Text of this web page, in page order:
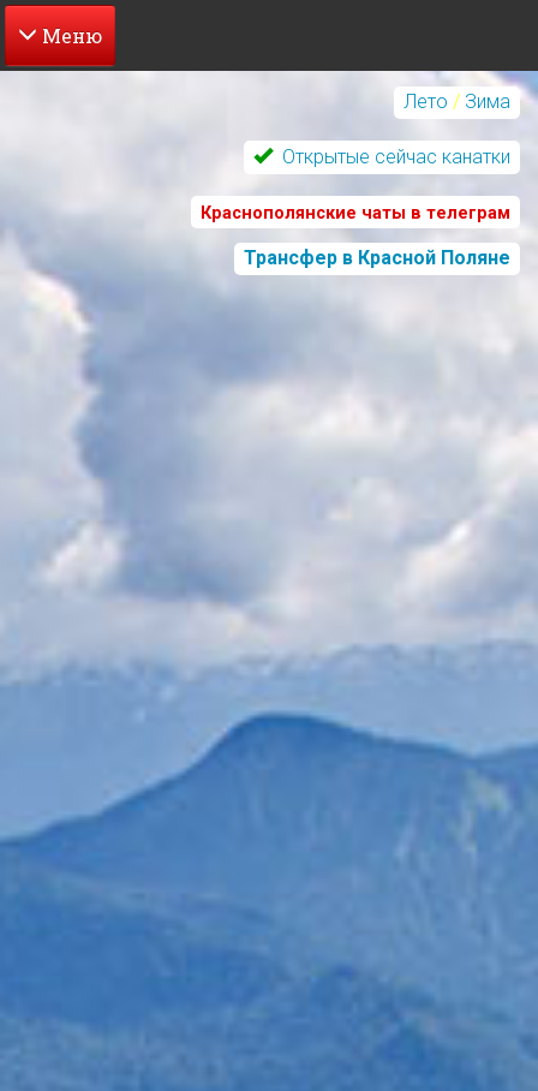
Перейти
Лето / Зима
Открытые сейчас канатки
Краснополянские чаты в телеграм
Трансфер в Красной Поляне